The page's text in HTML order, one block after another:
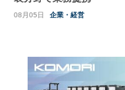
08月05日 企業・経営